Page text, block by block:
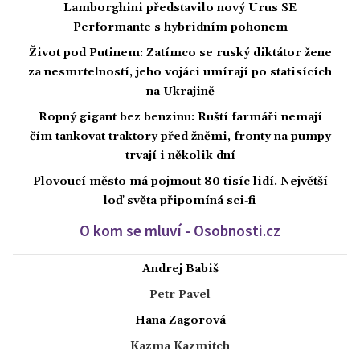
Lamborghini představilo nový Urus SE
Performante s hybridním pohonem
Život pod Putinem: Zatímco se ruský diktátor žene
za nesmrtelností, jeho vojáci umírají po statisících
na Ukrajině
Ropný gigant bez benzinu: Ruští farmáři nemají
čím tankovat traktory před žněmi, fronty na pumpy
trvají i několik dní
Plovoucí město má pojmout 80 tisíc lidí. Největší
loď světa připomíná sci-fi
O kom se mluví - Osobnosti.cz
Andrej Babiš
Petr Pavel
Hana Zagorová
Kazma Kazmitch